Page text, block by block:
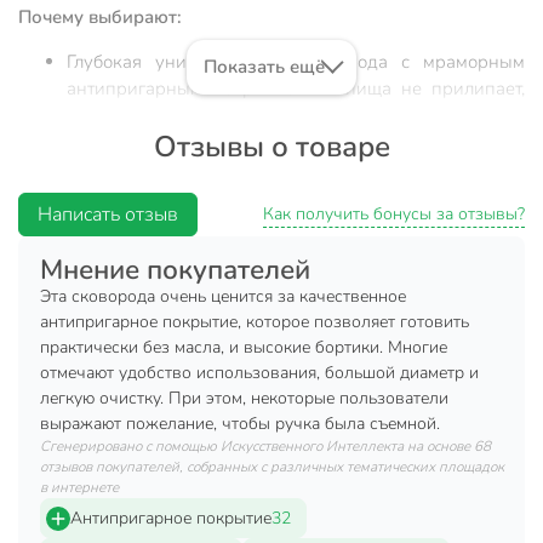
Почему выбирают:
Глубокая универсальная сковорода с мраморным
антипригарным покрытием — пища не прилипает,
Диаметр 28 см, литой алюминий толщиной дна 4 мм
Подходит для жарки мяса, рыбы, омлетов —
оптимально для дома, дачи, в подарок ценителям
домашней кухни.
Сковорода из литого алюминия Нева Металл Посуда
«Каменная» диаметром 28 см — идеальный выбор для тех,
кто ищет надежную универсальную посуду для
ежедневного использования. Благодаря мраморному
антипригарному покрытию, блюда готовятся без масла и не
пригорают, а уход за сковородой занимает минимум
времени. Подходит ли эта сковорода для
стеклокерамических плит? Да, изделие совместимо с
Показать ещё
Отзывы о товаре
Написать отзыв Как получить бонусы за отзывы?
Мнение покупателей
Эта сковорода очень ценится за качественное
антипригарное покрытие, которое позволяет готовить
практически без масла, и высокие бортики. Многие
отмечают удобство использования, большой диаметр и
легкую очистку. При этом, некоторые пользователи
выражают пожелание, чтобы ручка была съемной.
Сгенерировано с помощью Искусственного Интеллекта на основе 68
отзывов покупателей, собранных с различных тематических площадок
в интернете
Антипригарное покрытие32